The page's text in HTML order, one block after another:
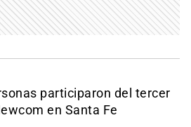
participaron del tercer
en Santa Fe